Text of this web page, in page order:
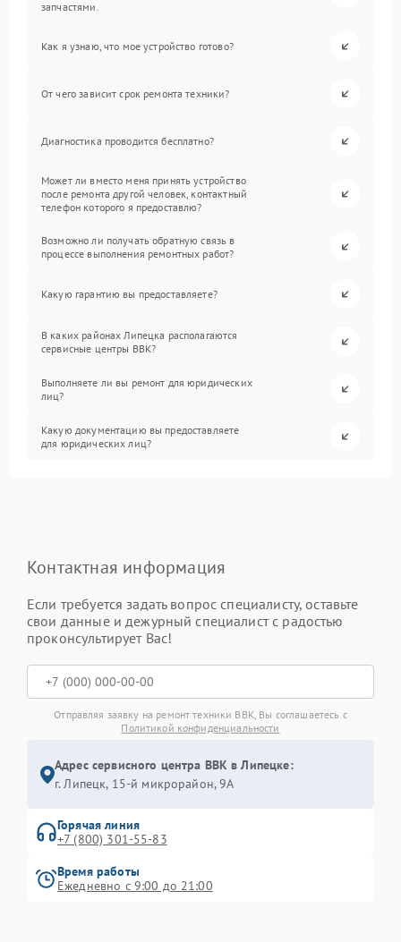
запчастями.
Как я узнаю, что мое устройство готово?
От чего зависит срок ремонта техники?
Диагностика проводится бесплатно?
Может ли вместо меня принять устройство
после ремонта другой человек, контактный
телефон которого я предоставлю?
Возможно ли получать обратную связь в
процессе выполнения ремонтных работ?
Какую гарантию вы предоставляете?
В каких районах Липецка располагаются
сервисные центры BBK?
Выполняете ли вы ремонт для юридических
лиц?
Какую документацию вы предоставляете
для юридических лиц?
Контактная информация
Если требуется задать вопрос специалисту, оставьте
свои данные и дежурный специалист с радостью
проконсультирует Вас!
Отправляя заявку на ремонт техники BBK, Вы соглашаетесь с
Политикой конфиденциальности
Адрес сервисного центра BBK в Липецке:
г. Липецк, 15-й микрорайон, 9А
Горячая линия
+7 (800) 301-55-83
Время работы
Ежедневно с 9:00 до 21:00